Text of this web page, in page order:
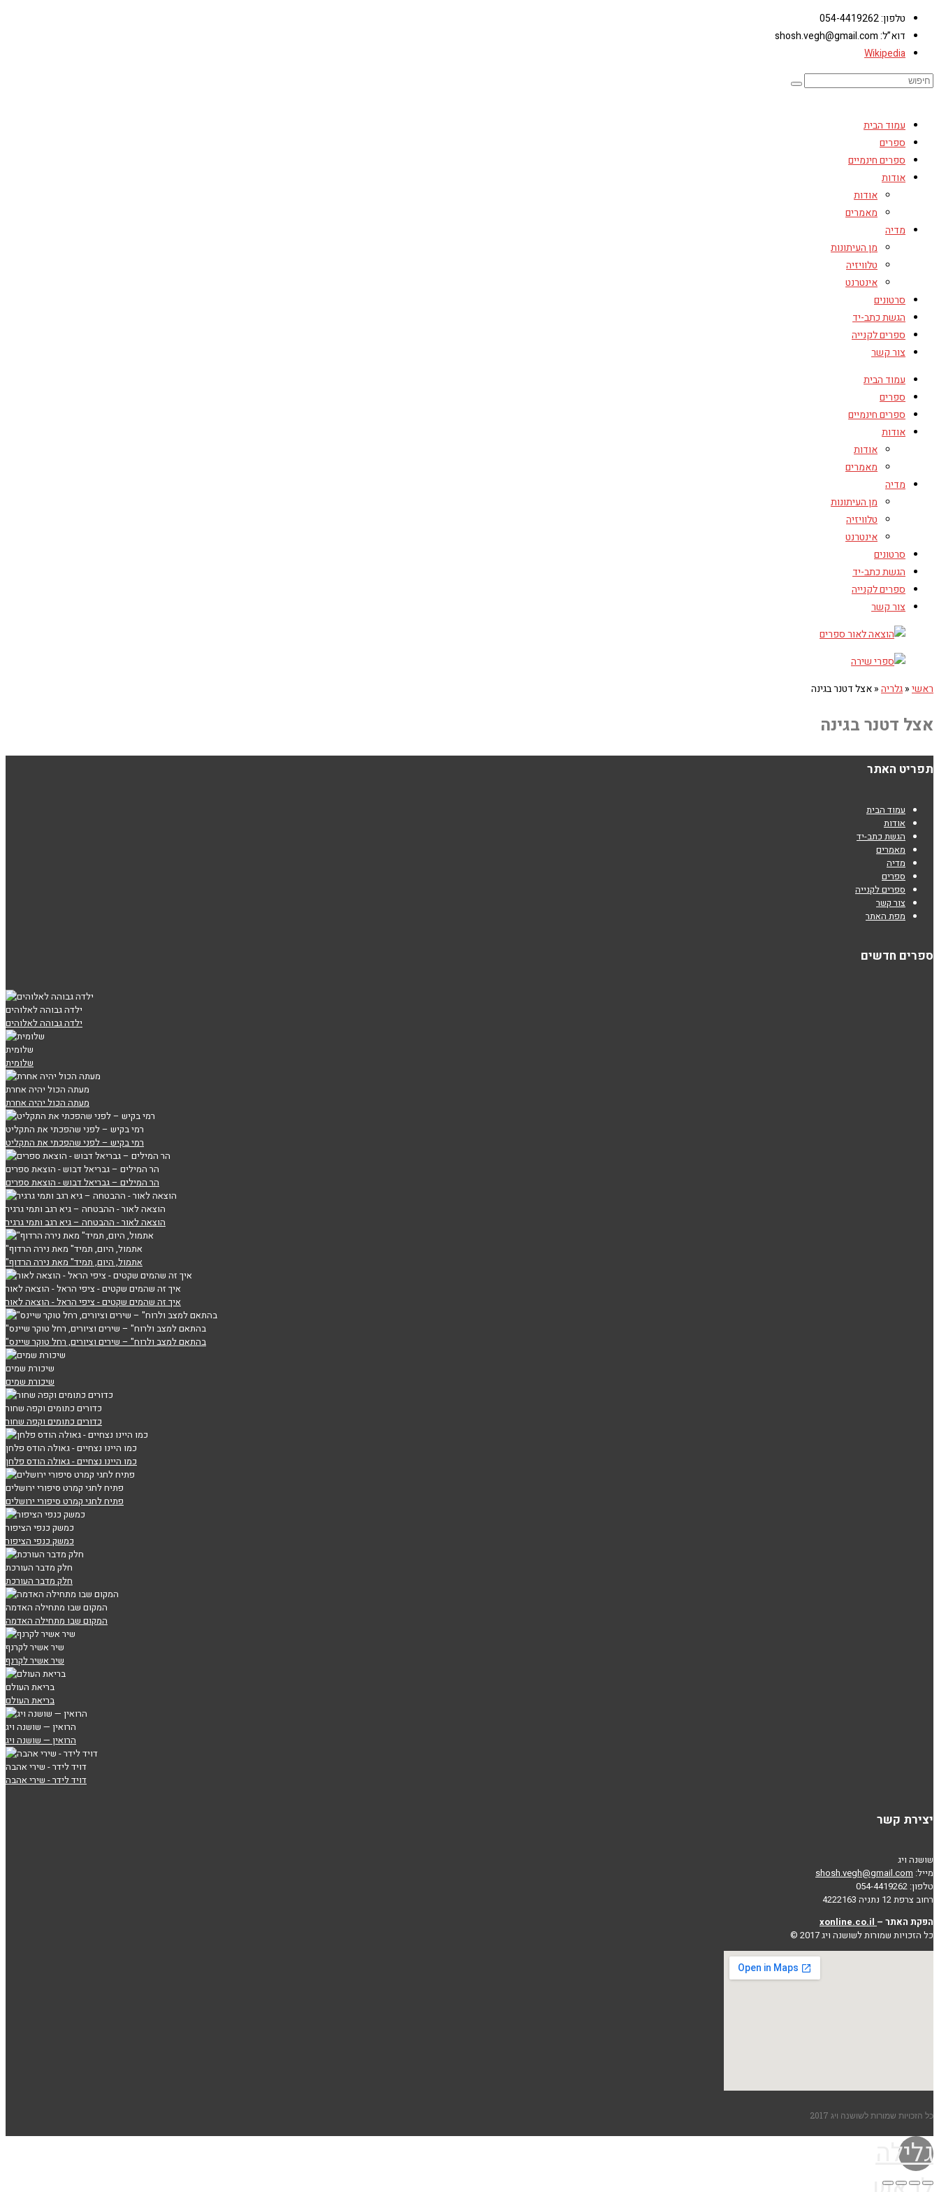
טלפון: 054-4419262
דוא”ל: shosh.vegh@gmail.com
Wikipedia
עמוד הבית
ספרים
ספרים חינמיים
אודות
אודות
מאמרים
מדיה
מן העיתונות
טלוויזיה
אינטרנט
סרטונים
הגשת כתב-יד
ספרים לקנייה
צור קשר
עמוד הבית
ספרים
ספרים חינמיים
אודות
אודות
מאמרים
מדיה
מן העיתונות
טלוויזיה
אינטרנט
סרטונים
הגשת כתב-יד
ספרים לקנייה
צור קשר
ראשי«גלריה«אצל דטנר בגינה
אצל דטנר בגינה
תפריט האתר
עמוד הבית
אודות
הגשת כתב-יד
מאמרים
מדיה
ספרים
ספרים לקנייה
צור קשר
מפת האתר
ספרים חדשים
ילדה גבוהה לאלוהים
ילדה גבוהה לאלוהים
שלומית
שלומית
מעתה הכול יהיה אחרת
מעתה הכול יהיה אחרת
רמי בקיש – לפני שהפכתי את התקליט
רמי בקיש – לפני שהפכתי את התקליט
הר המילים – גבריאל דבוש - הוצאת ספרים
הר המילים – גבריאל דבוש - הוצאת ספרים
הוצאה לאור - ההבטחה – גיא רגב ותמי גרגיר
הוצאה לאור - ההבטחה – גיא רגב ותמי גרגיר
"אתמול, היום, תמיד" מאת נירה הרדוף
"אתמול, היום, תמיד" מאת נירה הרדוף
איך זה שהמים שקטים - ציפי הראל - הוצאה לאור
איך זה שהמים שקטים - ציפי הראל - הוצאה לאור
"בהתאם למצב ולרוח" – שירים וציורים, רחל טוקר שיינס
"בהתאם למצב ולרוח" – שירים וציורים, רחל טוקר שיינס
שיכורת שמים
שיכורת שמים
כדורים כתומים וקפה שחור
כדורים כתומים וקפה שחור
כמו היינו נצחיים - גאולה הודס פלחן
כמו היינו נצחיים - גאולה הודס פלחן
פתיח לחגי קמרט סיפורי ירושלים
פתיח לחגי קמרט סיפורי ירושלים
כמשק כנפי הציפור
כמשק כנפי הציפור
חלק מדבר העורכת
חלק מדבר העורכת
המקום שבו מתחילה האדמה
המקום שבו מתחילה האדמה
שיר אשיר לקרנף
שיר אשיר לקרנף
בריאת העולם
בריאת העולם
הרואין — שושנה ויג
הרואין — שושנה ויג
דויד לידר - שירי אהבה
דויד לידר - שירי אהבה
יצירת קשר
שושנה ויג
מייל: shosh.vegh@gmail.com
טלפון: 054-4419262
רחוב צרפת 12 נתניה 4222163
הפקת האתר –
כל הזכויות שמורות לשושנה ויג 2017 ©
כל הזכויות שמורות לשושנה ויג 2017
גלילה